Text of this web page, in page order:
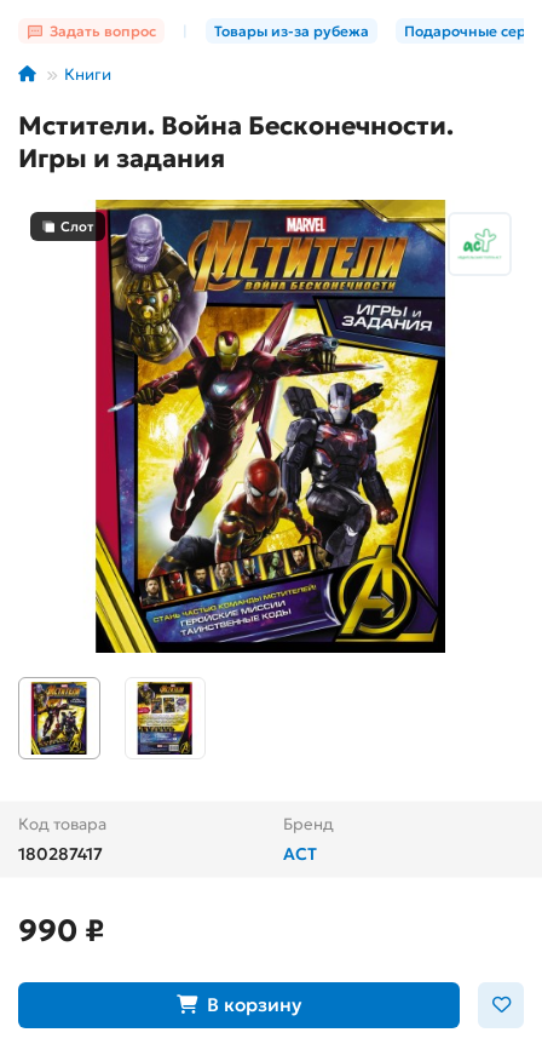
Задать вопрос Товары из-за рубежа Подарочные
Книги
Мстители. Война Бесконечности.
Игры и задания
Слот
Код товара
180287417
Бренд
АСТ
990 ₽
В корзину